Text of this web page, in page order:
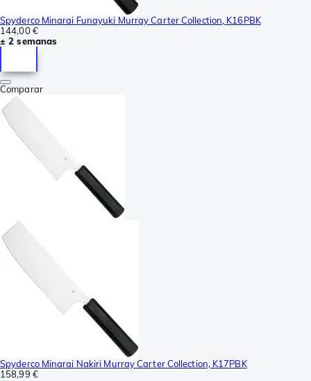
Spyderco Minarai Funayuki Murray Carter Collection, K16PBK
144,00 €
± 2 semanas
Comparar
Spyderco Minarai Nakiri Murray Carter Collection, K17PBK
158,99 €